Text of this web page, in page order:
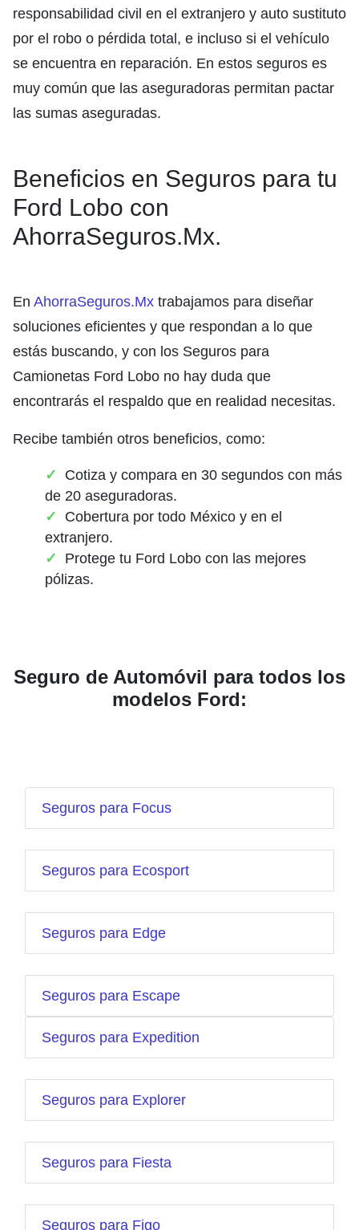
responsabilidad civil en el extranjero y auto sustituto
por el robo o pérdida total, e incluso si el vehículo
se encuentra en reparación. En estos seguros es
muy común que las aseguradoras permitan pactar
las sumas aseguradas.
Beneficios en Seguros para tu
Ford Lobo con
AhorraSeguros.Mx.
En AhorraSeguros.Mx trabajamos para diseñar
soluciones eficientes y que respondan a lo que
estás buscando, y con los Seguros para
Camionetas Ford Lobo no hay duda que
encontrarás el respaldo que en realidad necesitas.
Recibe también otros beneficios, como:
Cotiza y compara en 30 segundos con más
de 20 aseguradoras.
Cobertura por todo México y en el
extranjero.
Protege tu Ford Lobo con las mejores
pólizas.
Seguro de Automóvil para todos los
modelos Ford:
Seguros para Focus
Seguros para Ecosport
Seguros para Edge
Seguros para Escape
Seguros para Expedition
Seguros para Explorer
Seguros para Fiesta
Seguros para Figo